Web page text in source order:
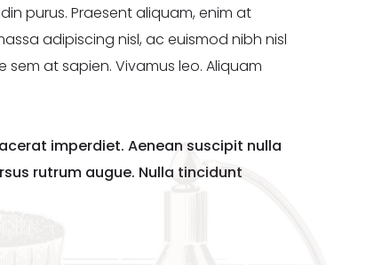
purus. Praesent aliquam, enim at
adipiscing nisl, ac euismod nibh nisl
sem at sapien. Vivamus leo. Aliquam
imperdiet. Aenean suscipit nulla
rutrum augue. Nulla tincidunt